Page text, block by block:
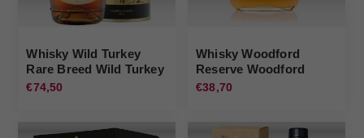
Whisky Wild Turkey
Rare Breed Wild Turkey
€74,50
Whisky Woodford
Reserve Woodford
€38,70